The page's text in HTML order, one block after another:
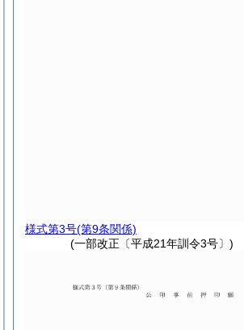
様式第3号(第9条関係)
(一部改正〔平成21年訓令3号〕)